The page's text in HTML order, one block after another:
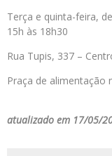
Terça e quinta-feira,
15h às 18h30
Rua Tupis, 337 –
Praça de alimentação
atualizado em 17/05/